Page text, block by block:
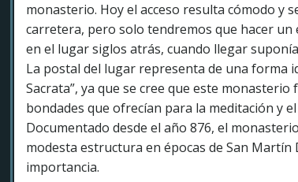
monasterio. Hoy el acceso resulta cómodo y
carretera, pero solo tendremos que hacer
en el lugar siglos atrás, cuando llegar
La postal del lugar representa de una forma
Sacrata”, ya que se cree que este
bondades que ofrecían para la meditación y
Documentado desde el año 876, el
modesta estructura en épocas de San Martín
importancia.